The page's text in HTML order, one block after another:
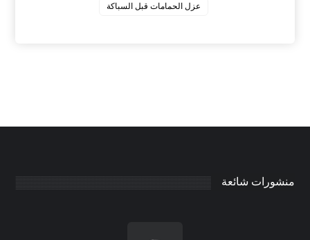
عزل الحمامات قبل السباكة
منشورات شائعة